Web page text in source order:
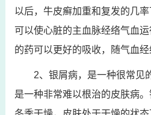
以后，牛皮癣加重和复发的几率
可以使心脏的主血脉经络气血
的药可以更好的吸收，随气血经
2、银屑病，是一种很常见
是一种非常难以根治的皮肤病。